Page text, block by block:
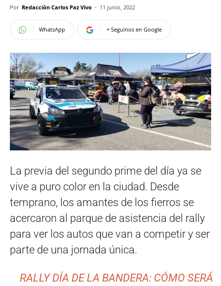
Por Redacción Carlos Paz Vivo - 11 junio, 2022
WhatsApp + Seguinos en Google
La previa del segundo prime del día ya se
vive a puro color en la ciudad. Desde
temprano, los amantes de los fierros se
acercaron al parque de asistencia del rally
para ver los autos que van a competir y ser
parte de una jornada única.
RALLY DÍA DE LA BANDERA: CÓMO SERÁ